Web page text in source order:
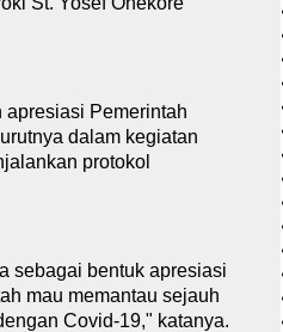
apresiasi Pemerintah
dalam kegiatan
protokol
sebagai bentuk apresiasi
mau memantau sejauh
Covid-19," katanya.